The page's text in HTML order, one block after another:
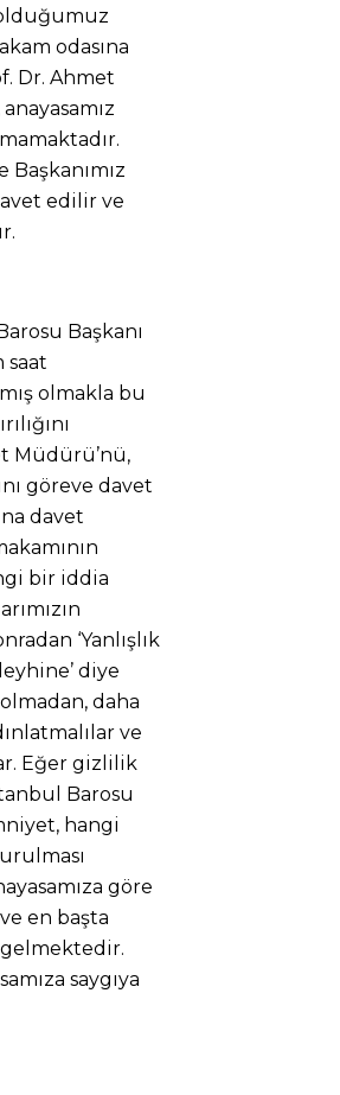
odasına
Dr. Ahmet
Başkanımız
edilir ve
Başkanı
saat
olmakla bu
Müdürü’nü,
göreve davet
davet
bir iddia
‘Yanlışlık
diye
daha
ve
Eğer gizlilik
Barosu
hangi
göre
en başta
saygıya